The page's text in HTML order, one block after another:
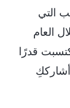
التي
العام
قدرًا